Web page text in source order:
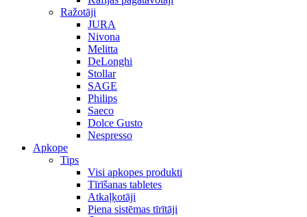
Ražotāji
JURA
Nivona
Melitta
DeLonghi
Stollar
SAGE
Philips
Saeco
Dolce Gusto
Nespresso
Apkope
Tips
Visi apkopes produkti
Tīrīšanas tabletes
Atkaļķotāji
Piena sistēmas tīrītāji